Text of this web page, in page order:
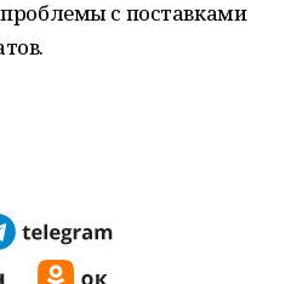
с поставками